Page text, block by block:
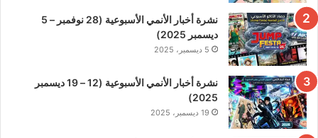
نشرة أخبار الأنمي الأسبوعية (28 نوفمبر – 5
ديسمبر 2025)
5 ديسمبر، 2025
نشرة أخبار الأنمي الأسبوعية (12 – 19 ديسمبر
2025)
19 ديسمبر، 2025